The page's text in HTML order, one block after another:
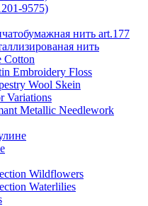
9575)
нить art.177
нить
Cotton
Embroidery Floss
Wool Skein
Variations
Metallic Needlework
Wildflowers
Waterlilies